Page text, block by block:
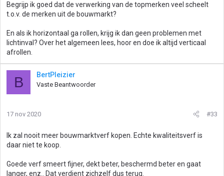
Begrijp ik goed dat de verwerking van de topmerken veel scheelt
t.o.v. de merken uit de bouwmarkt?
En als ik horizontaal ga rollen, krijg ik dan geen problemen met
lichtinval? Over het algemeen lees, hoor en doe ik altijd verticaal
afrollen.
B BertPleizier
Vaste Beantwoorder
17 nov 2020 #33
Ik zal nooit meer bouwmarktverf kopen. Echte kwaliteitsverf is
daar niet te koop.
Goede verf smeert fijner, dekt beter, beschermd beter en gaat
langer, enz.. Dat verdient zichzelf dus terug.